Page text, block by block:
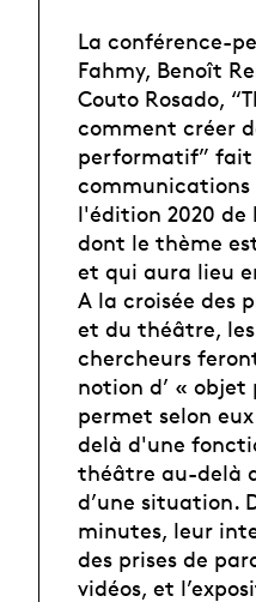
La conférence-
Fahmy, Benoît
Couto Rosado,
comment créer
performatif” fait
communications
l'édition 2020 de
dont le thème
et qui aura lieu
A la croisée des
et du théâtre,
chercheurs
notion d’ «
permet selon
delà d'une
théâtre au-delà
d’une situation.
minutes, leur
des prises de
vidéos, et